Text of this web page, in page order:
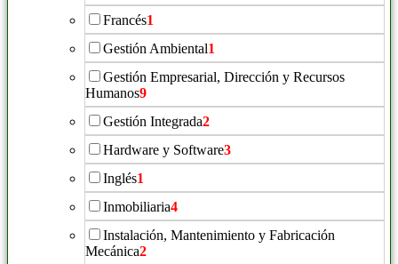
Francés1
Gestión Ambiental1
Gestión Empresarial, Dirección y Recursos
Humanos9
Gestión Integrada2
Hardware y Software3
Inglés1
Inmobiliaria4
Instalación, Mantenimiento y Fabricación
Mecánica2